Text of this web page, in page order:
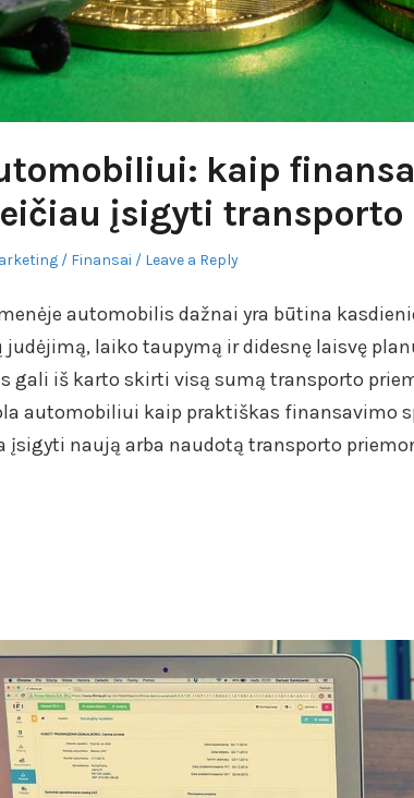
kaip
įsigyti transporto
Posted
Finansai Leave a Reply
automobilis dažnai yra būtina
laiko taupymą ir didesnę laisvę
gali iš karto skirti visą sumą transporto
automobiliui kaip praktiškas finansavimo
naują arba naudotą transporto